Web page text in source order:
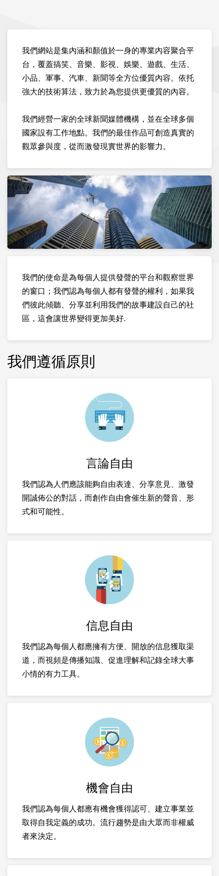
版權
對於廣告商
我們網站是集內涵和顏值於一身的專業內容聚合平
台，覆蓋搞笑、音樂、影視、娛樂、遊戲、生活、
小品、軍事、汽車、新聞等全方位優質內容。依托
強大的技術算法，致力於為您提供更優質的內容。
我們經營一家的全球新聞媒體機構，並在全球多個
國家設有工作地點。我們的最佳作品可創造真實的
觀眾參與度，從而激發現實世界的影響力。
我們的使命是為每個人提供發聲的平台和觀察世界
的窗口；我們認為每個人都有發聲的權利，如果我
們彼此傾聽、分享並利用我們的故事建設自己的社
區，這會讓世界變得更加美好.
我們遵循原則
言論自由
我們認為人們應該能夠自由表達、分享意見、激發
開誠佈公的對話，而創作自由會催生新的聲音、形
式和可能性。
信息自由
我們認為每個人都應擁有方便、開放的信息獲取渠
道，而視頻是傳播知識、促進理解和記錄全球大事
小情的有力工具。
機會自由
我們認為每個人都應有機會獲得認可、建立事業並
取得自我定義的成功。流行趨勢是由大眾而非權威
者來決定。